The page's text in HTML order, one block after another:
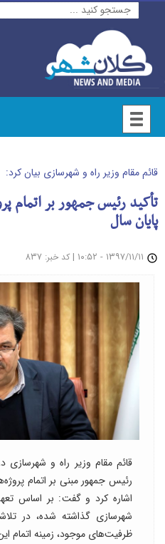
قائم مقام وزیر راه و شهرسازی بیان کرد:
تأکید رئیس جمهور بر اتمام
پایان سال
| کد خبر: ۸۳۷
قائم مقام وزیر راه و
اشاره کرد و گفت: بر اساس
شهرسازی گذاشته شده، در
ظرفیت‌های موجود، زمینه اتمام